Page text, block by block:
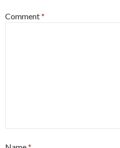
Comment*